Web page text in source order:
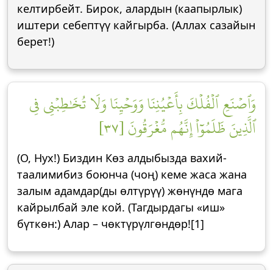
келтирбейт. Бирок, алардын (каапырлык)
иштери себептүү кайгырба. (Аллах сазайын
берет!)
وَٱصۡنَعِ ٱلۡفُلۡكَ بِأَعۡيُنِنَا وَوَحۡيِنَا وَلَا تُخَٰطِبۡنِي فِي
ٱلَّذِينَ ظَلَمُوٓاْ إِنَّهُم مُّغۡرَقُونَ [٣٧]
(О, Нух!) Биздин Көз алдыбызда вахий-
таалимибиз боюнча (чоң) кеме жаса жана
залым адамдар(ды өлтүрүү) жөнүндө мага
кайрылбай эле кой. (Тагдырдагы «иш»
бүткөн:) Алар – чөктүрүлгөндөр![1]